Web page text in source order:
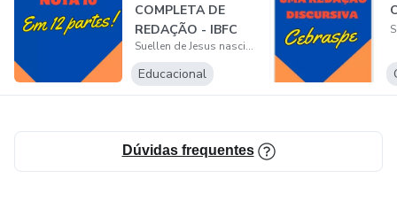
COMPLETA DE
REDAÇÃO - IBFC
Suellen de Jesus nascimento
Educacional
Dúvidas frequentes